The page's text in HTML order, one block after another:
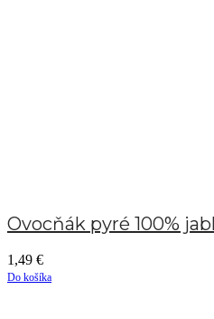
Ovocňák pyré 100%
1,49 €
Do košíka